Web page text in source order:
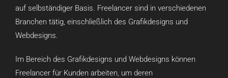
auf selbständiger Basis. Freelancer sind in verschiedenen
Branchen tätig, einschließlich des Grafikdesigns und
Webdesigns.
Im Bereich des Grafikdesigns und Webdesigns können
Freelancer für Kunden arbeiten, um deren